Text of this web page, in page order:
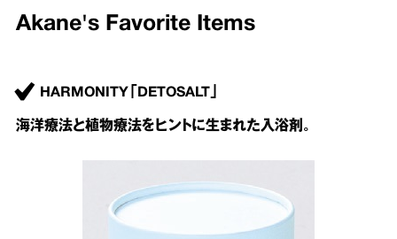
Akane's Favorite Items
HARMONITY「DETOSALT」
海洋療法と植物療法をヒントに生まれた入浴剤。